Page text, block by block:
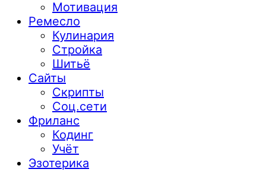
Мотивация
Ремесло
Кулинария
Стройка
Шитьё
Сайты
Скрипты
Соц.сети
Фриланс
Кодинг
Учёт
Эзотерика